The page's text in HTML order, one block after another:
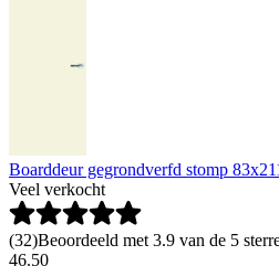
Boarddeur gegrondverfd stomp
Veel verkocht
(32)Beoordeeld met 3.9 van de 5
46.50